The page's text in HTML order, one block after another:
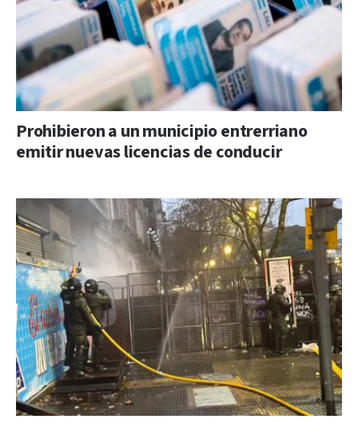
Prohibieron a un municipio entrerriano
emitir nuevas licencias de conducir